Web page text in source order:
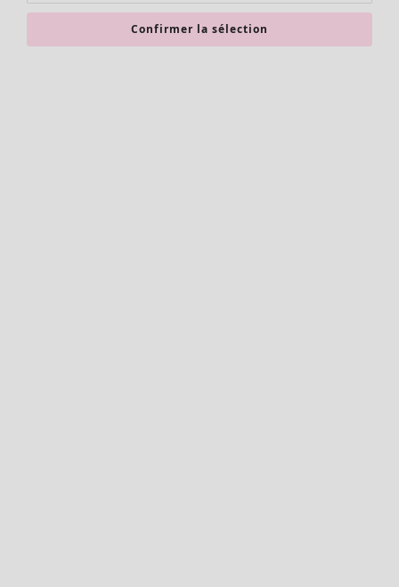
Bonnes affaires en soldes - jusqu'à -70
Confirmer la sélection